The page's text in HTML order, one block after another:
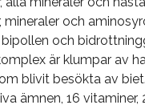
mineraler och
och
är klumpar av
blivit besökta av
ämnen, 16 vitaminer,